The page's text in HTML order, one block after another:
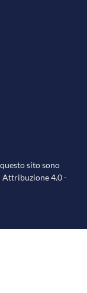
sito sono
Attribuzione 4.0-